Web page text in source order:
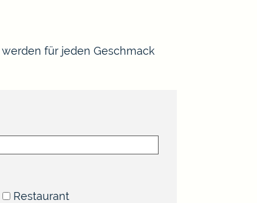
für jeden Geschmack
Restaurant